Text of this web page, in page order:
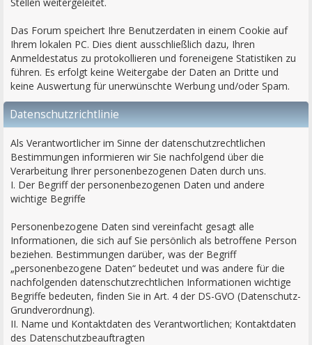
Das Forum speichert Ihre Benutzerdaten in einem Cookie auf
Ihrem lokalen PC. Dies dient ausschließlich dazu, Ihren
Anmeldestatus zu protokollieren und foreneigene Statistiken zu
führen. Es erfolgt keine Weitergabe der Daten an Dritte und
keine Auswertung für unerwünschte Werbung und/oder Spam.
Datenschutzrichtlinie
Als Verantwortlicher im Sinne der datenschutzrechtlichen
Bestimmungen informieren wir Sie nachfolgend über die
Verarbeitung Ihrer personenbezogenen Daten durch uns.
I. Der Begriff der personenbezogenen Daten und andere
wichtige Begriffe
Personenbezogene Daten sind vereinfacht gesagt alle
Informationen, die sich auf Sie persönlich als betroffene Person
beziehen. Bestimmungen darüber, was der Begriff
„personenbezogene Daten“ bedeutet und was andere für die
nachfolgenden datenschutzrechtlichen Informationen wichtige
Begriffe bedeuten, finden Sie in Art. 4 der DS-GVO (Datenschutz-
Grundverordnung).
II. Name und Kontaktdaten des Verantwortlichen; Kontaktdaten
des Datenschutzbeauftragten